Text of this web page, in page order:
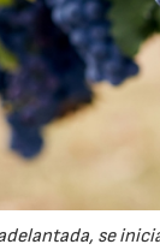
se